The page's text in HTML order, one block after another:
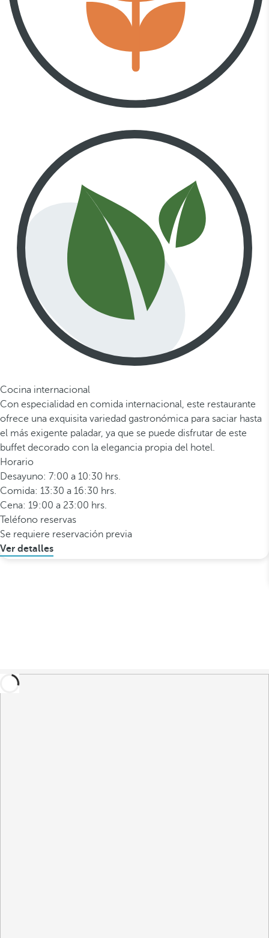
Cocina internacional
Con especialidad en comida internacional, este restaurante
ofrece una exquisita variedad gastronómica para saciar hasta
el más exigente paladar, ya que se puede disfrutar de este
buffet decorado con la elegancia propia del hotel.
Horario
Desayuno: 7:00 a 10:30 hrs.
Comida: 13:30 a 16:30 hrs.
Cena: 19:00 a 23:00 hrs.
Teléfono reservas
Se requiere reservación previa
Ver detalles